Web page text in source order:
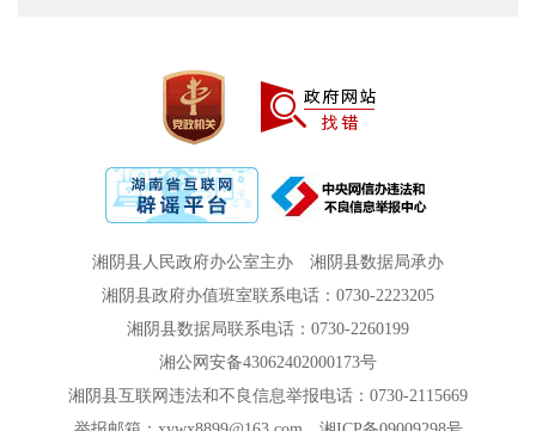
湘阴县人民政府办公室主办
湘阴县数据局承办
湘阴县政府办值班室联系电话：0730-2223205
湘阴县数据局联系电话：0730-2260199
湘公网安备43062402000173号
湘阴县互联网违法和不良信息举报电话：0730-2115669